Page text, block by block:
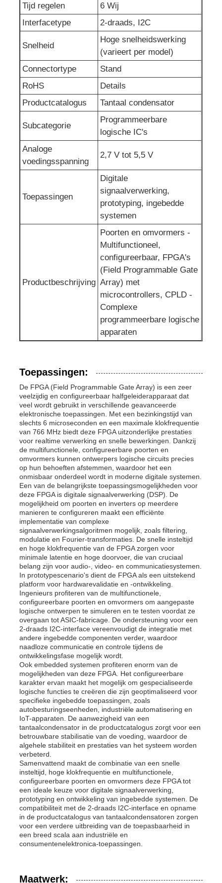
RF-geïntegreerde schakelingen
Elektronische componenten
PLC-programmering
GPS-module
Radiofrequentiemodule
Stroommodule
Relais in vaste toestand
Communicatie Antenne
Power Management Chip
Tijd regelen
6 Wij
Interfacetype
2-draads, I2C
Snelheid
Hoge snelheidswerking
(varieert per model)
Connectortype
Stand
RoHS
Details
Productcatalogus
Tantaal condensator
Subcategorie
Programmeerbare
logische IC's
Analoge
voedingsspanning
2,7 V tot 5,5 V
Toepassingen
Digitale
signaalverwerking,
prototyping, ingebedde
systemen
Productbeschrijving
Poorten en omvormers -
Multifunctioneel,
configureerbaar, FPGA's
(Field Programmable Gate
Array) met
microcontrollers, CPLD -
Complexe
programmeerbare logische
apparaten
Toepassingen:
De FPGA (Field Programmable Gate Array) is een zeer
veelzijdig en configureerbaar halfgeleiderapparaat dat
veel wordt gebruikt in verschillende geavanceerde
elektronische toepassingen. Met een bezinkingstijd van
slechts 6 microseconden en een maximale klokfrequentie
van 766 MHz biedt deze FPGA uitzonderlijke prestaties
voor realtime verwerking en snelle bewerkingen. Dankzij
de multifunctionele, configureerbare poorten en
omvormers kunnen ontwerpers logische circuits precies
op hun behoeften afstemmen, waardoor het een
onmisbaar onderdeel wordt in moderne digitale systemen.
Een van de belangrijkste toepassingsmogelijkheden voor
deze FPGA is digitale signaalverwerking (DSP). De
mogelijkheid om poorten en inverters op meerdere
manieren te configureren maakt een efficiënte
implementatie van complexe
signaalverwerkingsalgoritmen mogelijk, zoals filtering,
modulatie en Fourier-transformaties. De snelle insteltijd
en hoge klokfrequentie van de FPGA zorgen voor
minimale latentie en hoge doorvoer, die van cruciaal
belang zijn voor audio-, video- en communicatiesystemen.
In prototypescenario's dient de FPGA als een uitstekend
platform voor hardwarevalidatie en -ontwikkeling.
Ingenieurs profiteren van de multifunctionele,
configureerbare poorten en omvormers om aangepaste
logische ontwerpen te simuleren en te testen voordat ze
overgaan tot ASIC-fabricage. De ondersteuning voor een
2-draads I2C-interface vereenvoudigt de integratie met
andere ingebedde componenten verder, waardoor
naadloze communicatie en controle tijdens de
ontwikkelingsfase mogelijk wordt.
Ook embedded systemen profiteren enorm van de
mogelijkheden van deze FPGA. Het configureerbare
karakter ervan maakt het mogelijk om gespecialiseerde
logische functies te creëren die zijn geoptimaliseerd voor
specifieke ingebedde toepassingen, zoals
autobesturingseenheden, industriële automatisering en
IoT-apparaten. De aanwezigheid van een
tantaalcondensator in de productcatalogus zorgt voor een
betrouwbare stabilisatie van de voeding, waardoor de
algehele stabiliteit en prestaties van het systeem worden
verbeterd.
Samenvattend maakt de combinatie van een snelle
insteltijd, hoge klokfrequentie en multifunctionele,
configureerbare poorten en omvormers deze FPGA tot
een ideale keuze voor digitale signaalverwerking,
prototyping en ontwikkeling van ingebedde systemen. De
compatibiliteit met de 2-draads I2C-interface en opname
in de productcatalogus van tantaalcondensatoren zorgen
voor een verdere uitbreiding van de toepasbaarheid in
een breed scala aan industriële en
consumentenelektronica-toepassingen.
Maatwerk: